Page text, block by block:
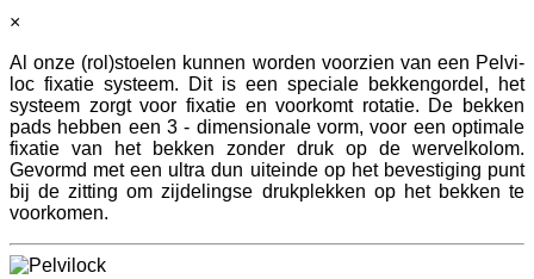
×
Al onze (rol)stoelen kunnen worden voorzien van een Pelvi-
loc fixatie systeem. Dit is een speciale bekkengordel, het
systeem zorgt voor fixatie en voorkomt rotatie. De bekken
pads hebben een 3 - dimensionale vorm, voor een optimale
fixatie van het bekken zonder druk op de wervelkolom.
Gevormd met een ultra dun uiteinde op het bevestiging punt
bij de zitting om zijdelingse drukplekken op het bekken te
voorkomen.